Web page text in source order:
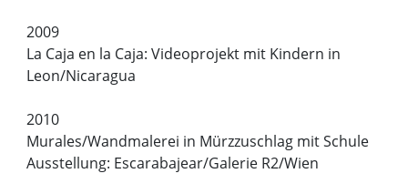
2009
La Caja en la Caja: Videoprojekt mit Kindern in
Leon/Nicaragua
2010
Murales/Wandmalerei in Mürzzuschlag mit Schule
Ausstellung: Escarabajear/Galerie R2/Wien